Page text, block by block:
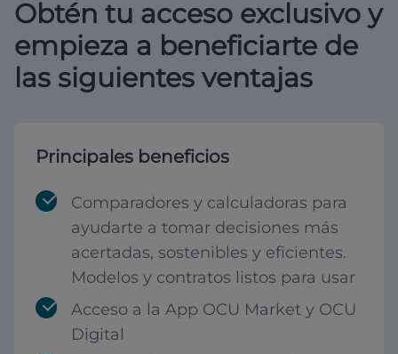
Obtén tu acceso exclusivo y
empieza a beneficiarte de
las siguientes ventajas
Principales beneficios
Comparadores y calculadoras para
ayudarte a tomar decisiones más
acertadas, sostenibles y eficientes.
Modelos y contratos listos para usar
Acceso a la App OCU Market y OCU
Digital